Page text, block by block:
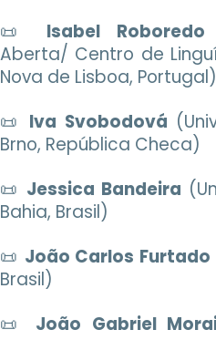
📜 Isabel Roboredo
Aberta/ Centro de
Nova de Lisboa, Portugal)
📜 Iva Svobodová
Brno, República Checa)
📜 Jessica Bandeira
Bahia, Brasil)
📜 João Carlos Furtado
Brasil)
📜 João Gabriel